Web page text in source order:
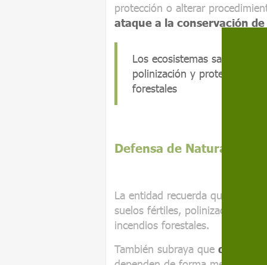
protección o alterar
ataque a la conservación
Los ecosistemas sanos
polinización y protección
forestales
Defensa de Natura 2000
La entidad recuerda que los
suelos fértiles, polinización y
incendios forestales.
También subraya que dos